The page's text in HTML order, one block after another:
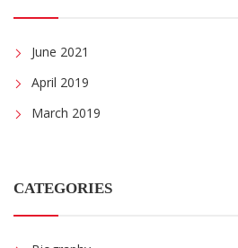
June 2021
April 2019
March 2019
CATEGORIES